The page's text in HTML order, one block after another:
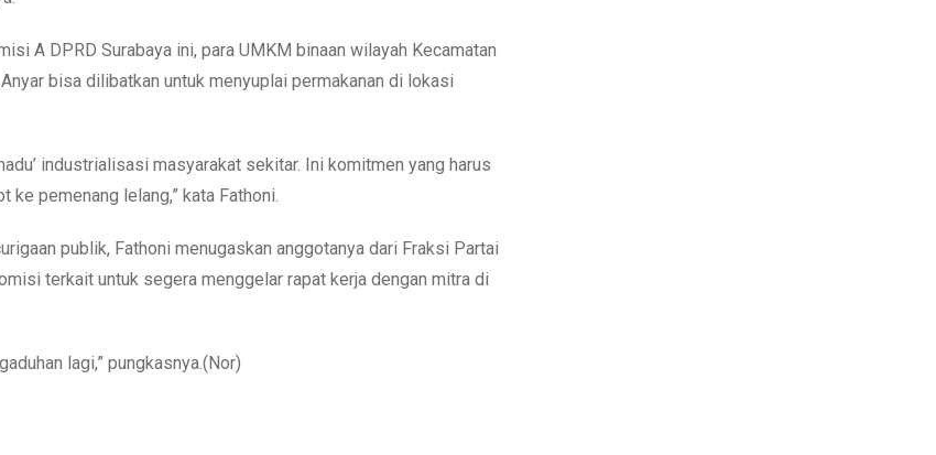
A DPRD Surabaya ini, para UMKM binaan wilayah Kecamatan
Anyar bisa dilibatkan untuk menyuplai permakanan di lokasi
industrialisasi masyarakat sekitar. Ini komitmen yang harus
ke pemenang lelang,” kata Fathoni.
publik, Fathoni menugaskan anggotanya dari Fraksi Partai
terkait untuk segera menggelar rapat kerja dengan mitra di
lagi,” pungkasnya.(Nor)